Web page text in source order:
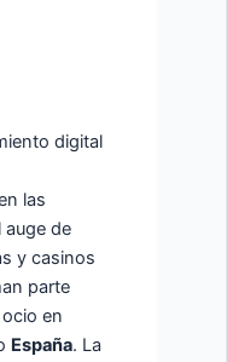
digital
las
auge de
y casinos
parte
en
España. La